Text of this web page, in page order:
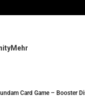
Mehr
Card Game – Booster